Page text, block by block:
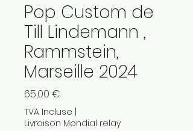
Pop Custom de
Till Lindemann ,
Rammstein,
Marseille 2024
65,00 €
TVA Incluse
Livraison Mondial relay